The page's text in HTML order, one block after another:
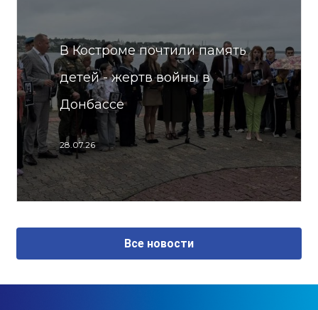
В Костроме почтили память
детей - жертв войны в
Донбассе
28.07.26
Все новости